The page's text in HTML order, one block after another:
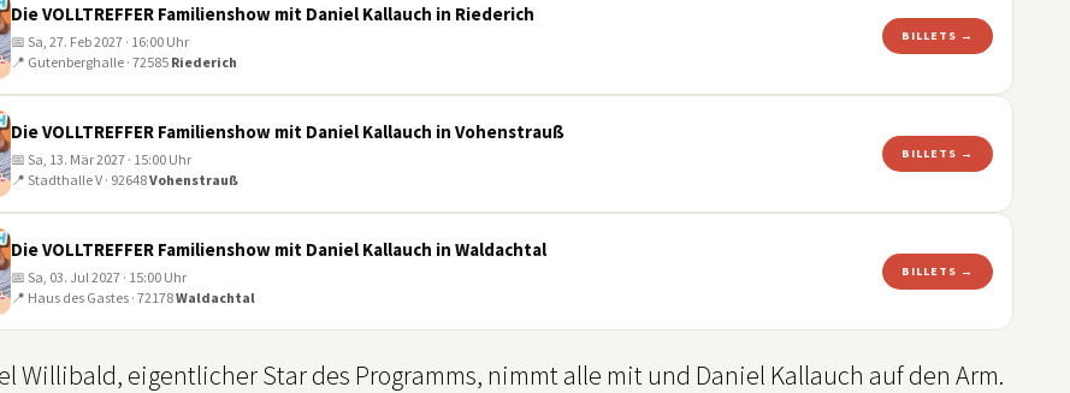
Die VOLLTREFFER Familienshow mit Daniel Kallauch in Riederich
📅 Sa, 27. Feb 2027 · 16:00 Uhr
📍 Gutenberghalle · 72585 Riederich
BILLETS →
Die VOLLTREFFER Familienshow mit Daniel Kallauch in Vohenstrauß
📅 Sa, 13. Mär 2027 · 15:00 Uhr
📍 Stadthalle V · 92648Vohenstrauß
BILLETS →
Die VOLLTREFFER Familienshow mit Daniel Kallauch in Waldachtal
📅 Sa, 03. Jul 2027 · 15:00 Uhr
📍 Haus des Gastes · 72178Waldachtal
BILLETS →
Willibald, eigentlicher Star des Programms, nimmt alle mit und Daniel Kallauch auf den Arm.